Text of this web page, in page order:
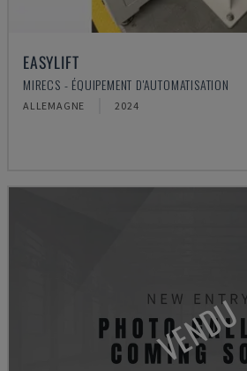
EASYLIFT
MIRECS - ÉQUIPEMENT D'AUTOMATISATION
ALLEMAGNE 2024
VENDU